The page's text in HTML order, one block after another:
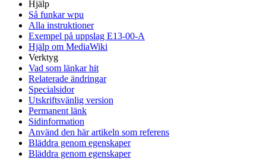
Hjälp
Så funkar wpu
Alla instruktioner
Exempel på uppslag E13-00-A
Hjälp om MediaWiki
Verktyg
Vad som länkar hit
Relaterade ändringar
Specialsidor
Utskriftsvänlig version
Permanent länk
Sidinformation
Använd den här artikeln som referens
Bläddra genom egenskaper
Bläddra genom egenskaper